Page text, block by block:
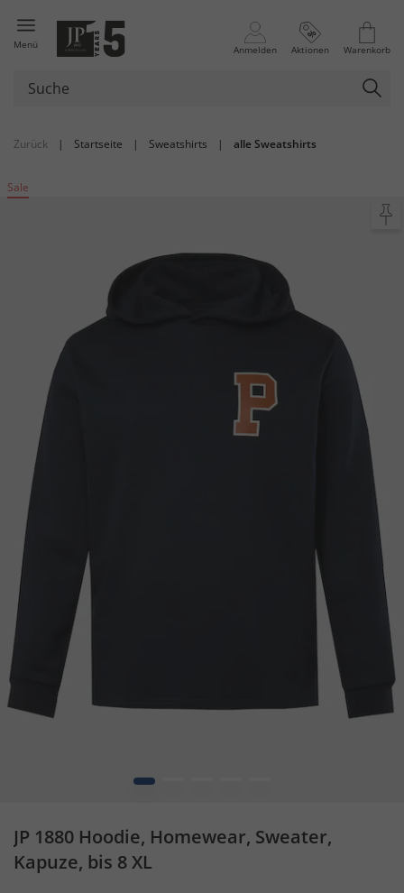
Menü Anmelden Aktionen Warenkorb
Zurück | Startseite | Sweatshirts | alle Sweatshirts
Sale
1
JP 1880 Hoodie, Homewear, Sweater,
Kapuze, bis 8 XL